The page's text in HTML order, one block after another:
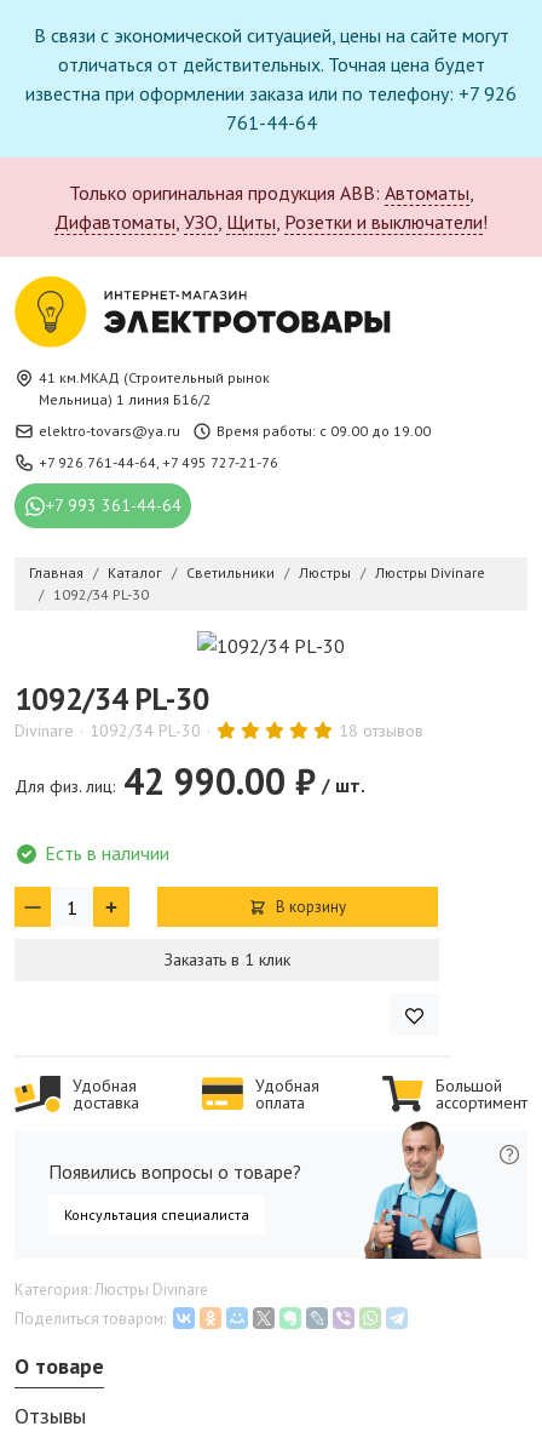
В связи с экономической ситуацией, цены на сайте могут
отличаться от действительных. Точная цена будет
известна при оформлении заказа или по телефону: +7 926
761-44-64
Только оригинальная продукция ABB: Автоматы,
Дифавтоматы, УЗО, Щиты, Розетки и выключатели!
41 км.МКАД (Строительный рынок
Мельница) 1 линия Б16/2
elektro-tovars@ya.ru
Время работы: с 09.00 до 19.00
+7 926 761-44-64, +7 495 727-21-76
+7 993 361-44-64
Главная Каталог Светильники Люстры
Люстры Divinare
1092/34 PL-30
1092/34 PL-30
Divinare 1092/34 PL-30 18 отзывов
Для физ. лиц: 42 990.00 ₽ / шт.
Есть в наличии
В корзину
Заказать в 1 клик
Удобная
доставка
Удобная
оплата
Большой
ассортимент
Появились вопросы о товаре?
Консультация специалиста
Категория: Люстры Divinare
Поделиться товаром:
О товаре
Отзывы